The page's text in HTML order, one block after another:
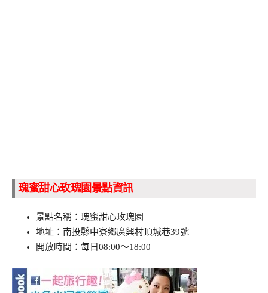
瑰蜜甜心玫瑰園景點資訊
景點名稱：瑰蜜甜心玫瑰園
地址：南投縣中寮鄉廣興村頂城巷39號
開放時間：每日08:00～18:00